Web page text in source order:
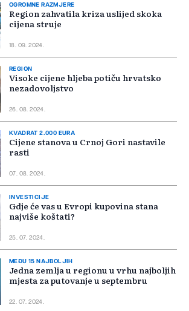
OGROMNE RAZMJERE
Region zahvatila kriza uslijed skoka
cijena struje
18. 09. 2024.
REGION
Visoke cijene hljeba potiču hrvatsko
nezadovoljstvo
26. 08. 2024.
KVADRAT 2.000 EURA
Cijene stanova u Crnoj Gori nastavile
rasti
07. 08. 2024.
INVESTICIJE
Gdje će vas u Evropi kupovina stana
najviše koštati?
25. 07. 2024.
MEĐU 15 NAJBOLJIH
Jedna zemlja u regionu u vrhu najboljih
mjesta za putovanje u septembru
22. 07. 2024.